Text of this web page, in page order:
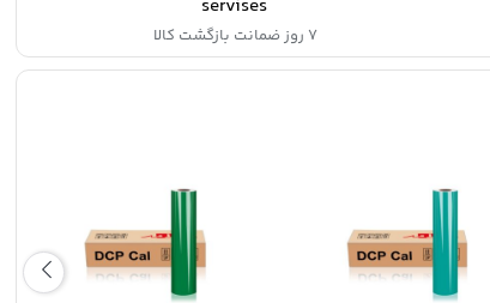
۷ روز ضمانت بازگشت کالا